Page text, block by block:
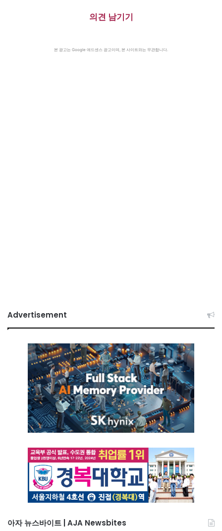
의견 남기기
본 광고는 Google 애드센스 광고이며, 본 사이트와는 무관합니다.
Advertisement
아자 뉴스바이트 | AJA Newsbites